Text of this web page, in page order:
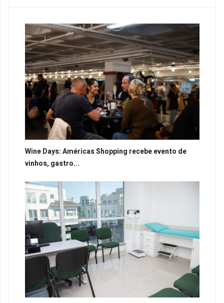
Wine Days: Américas Shopping recebe evento de
vinhos, gastro...